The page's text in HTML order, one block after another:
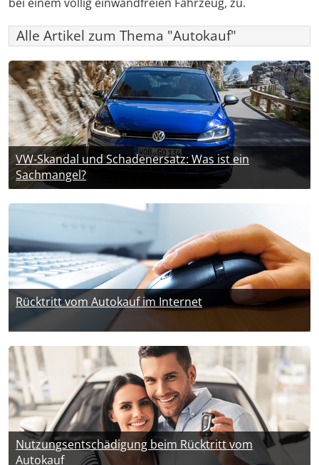
Alle Artikel zum Thema "Autokauf"
VW-Skandal und Schadenersatz: Was ist ein
Sachmangel?
Rücktritt vom Autokauf im Internet
Nutzungsentschädigung beim Rücktritt vom
Autokauf